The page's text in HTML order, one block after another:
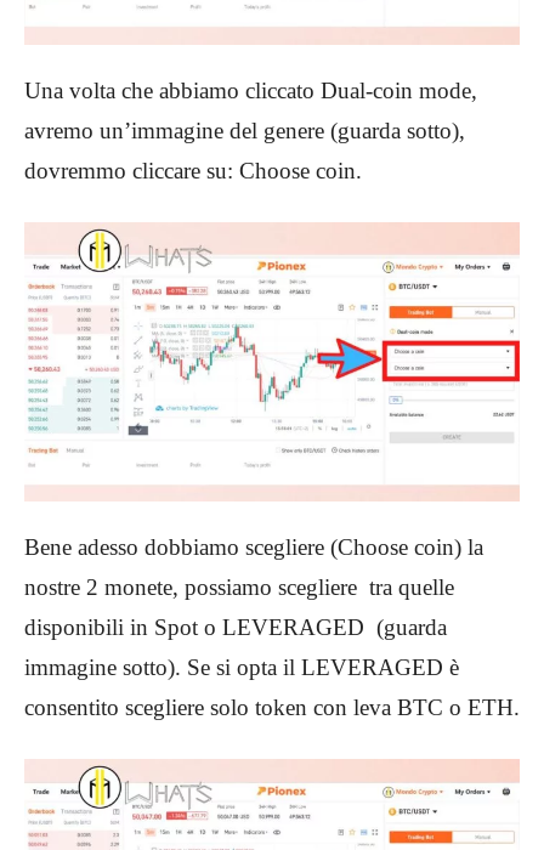
Una volta che abbiamo cliccato Dual-coin mode,
avremo un’immagine del genere (guarda sotto),
dovremmo cliccare su: Choose coin.
Bene adesso dobbiamo scegliere (Choose coin) la
nostre 2 monete, possiamo scegliere tra quelle
disponibili in Spot o LEVERAGED (guarda
immagine sotto). Se si opta il LEVERAGED è
consentito scegliere solo token con leva BTC o ETH.